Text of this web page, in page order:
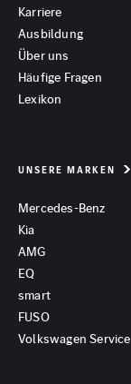
Karriere
Ausbildung
Über uns
Häufige Fragen
Lexikon
UNSERE MARKEN
Mercedes-Benz
Kia
AMG
EQ
smart
FUSO
Volkswagen Service